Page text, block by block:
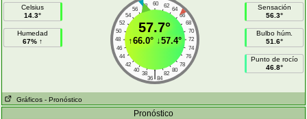
Celsius
14.3°
Humedad
67% ↑
60
58 62
56
64
54
66
52
68
50
70
48
72
46
74
44
76
42
78
40
80
38 82
|
36 84
57.7°
↑66.0°↓57.4°
Sensación
56.3°
Bulbo húm.
51.6°
Punto de rocío
46.8°
Gráficos - Pronóstico
Pronóstico